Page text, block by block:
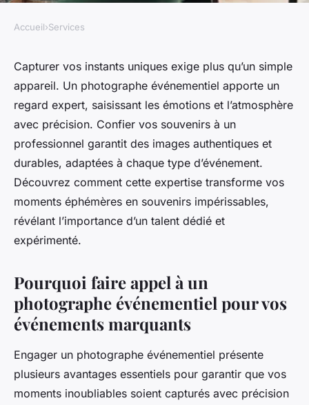
Engagez un photographe
événementiel pour capturer
vos moments inoubliables
Lorenzo•16 octobre 2025•8 min de lecture
Accueil›Services
Capturer vos instants uniques exige plus qu’un simple
appareil. Un photographe événementiel apporte un
regard expert, saisissant les émotions et l’atmosphère
avec précision. Confier vos souvenirs à un
professionnel garantit des images authentiques et
durables, adaptées à chaque type d’événement.
Découvrez comment cette expertise transforme vos
moments éphémères en souvenirs impérissables,
révélant l’importance d’un talent dédié et
expérimenté.
Pourquoi faire appel à un
photographe événementiel pour vos
événements marquants
Engager un photographe événementiel présente
plusieurs avantages essentiels pour garantir que vos
moments inoubliables soient capturés avec précision